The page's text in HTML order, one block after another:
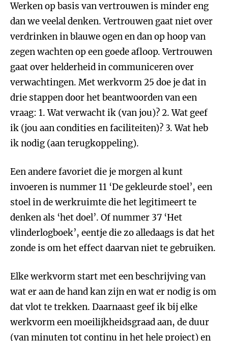
Werken op basis van vertrouwen is minder eng
dan we veelal denken. Vertrouwen gaat niet over
verdrinken in blauwe ogen en dan op hoop van
zegen wachten op een goede afloop. Vertrouwen
gaat over helderheid in communiceren over
verwachtingen. Met werkvorm 25 doe je dat in
drie stappen door het beantwoorden van een
vraag: 1. Wat verwacht ik (van jou)? 2. Wat geef
ik (jou aan condities en faciliteiten)? 3. Wat heb
ik nodig (aan terugkoppeling).
Een andere favoriet die je morgen al kunt
invoeren is nummer 11 ‘De gekleurde stoel’, een
stoel in de werkruimte die het legitimeert te
denken als ‘het doel’. Of nummer 37 ‘Het
vlinderlogboek’, eentje die zo alledaags is dat het
zonde is om het effect daarvan niet te gebruiken.
Elke werkvorm start met een beschrijving van
wat er aan de hand kan zijn en wat er nodig is om
dat vlot te trekken. Daarnaast geef ik bij elke
werkvorm een moeilijkheidsgraad aan, de duur
(van minuten tot continu in het hele project) en